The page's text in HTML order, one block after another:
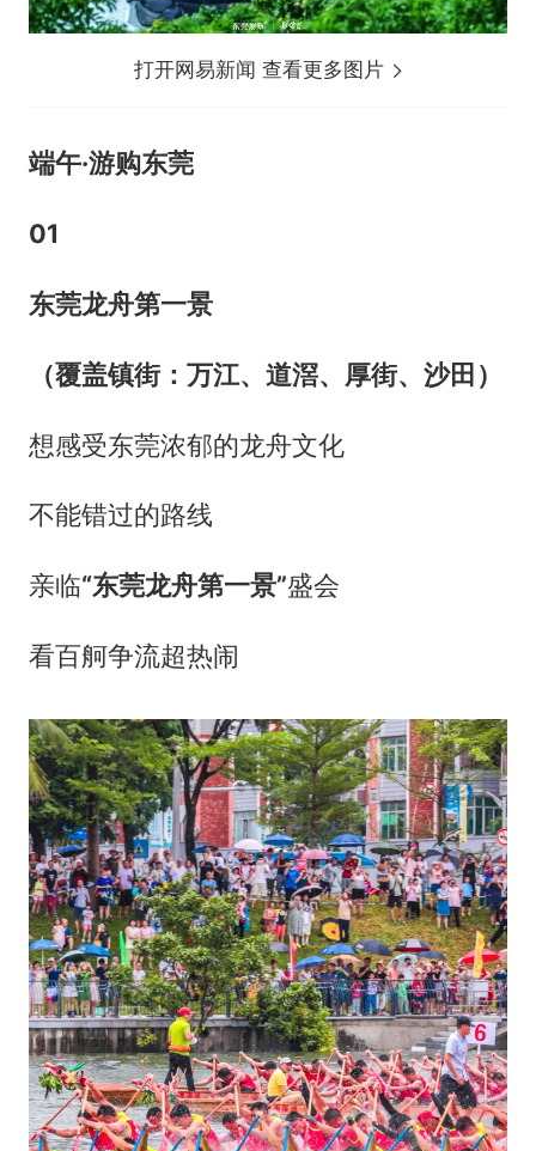
打开网易新闻 查看更多图片
端午·游购东莞
01
东莞龙舟第一景
（覆盖镇街：万江、道滘、厚街、沙田）
想感受东莞浓郁的龙舟文化
不能错过的路线
亲临“东莞龙舟第一景”盛会
看百舸争流超热闹